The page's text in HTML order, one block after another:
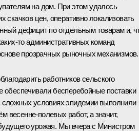
на дом. При этом удалось
скачков цен, оперативно локализовать
дефицит по отдельным товарам и,
то административных команд
прозрачных рыночных механизмов.
работников сельского
обеспечивали бесперебойные поставки
сложных условиях эпидемии выполнили
весенне-полевых работ, а значит,
урожая. Мы вчера с Министром